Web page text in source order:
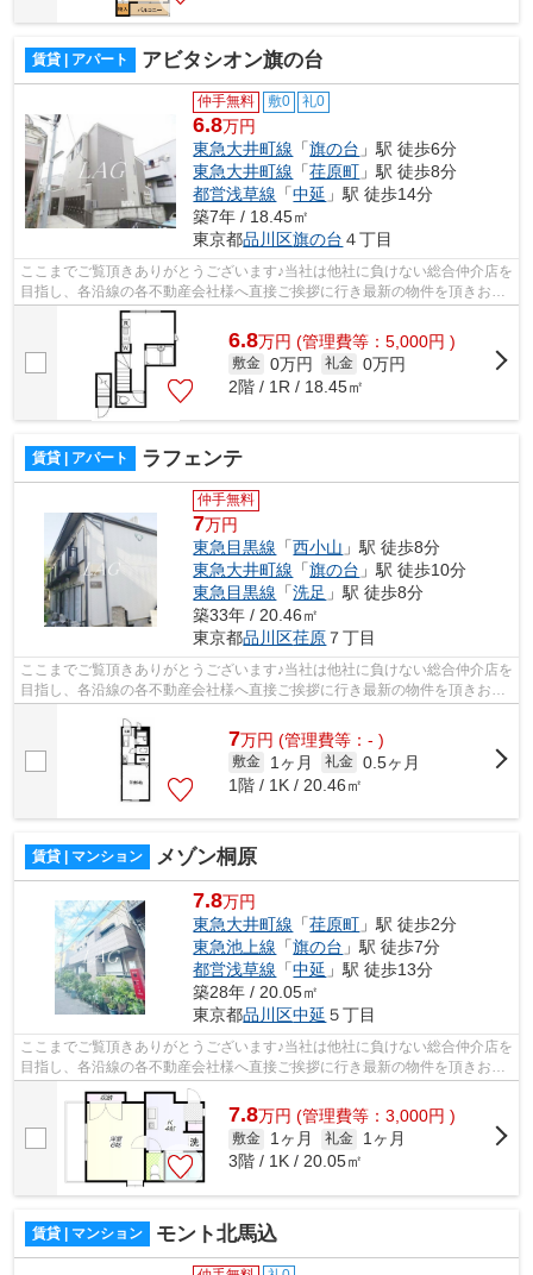
賃貸 | アパート アビタシオン旗の台
仲手無料 敷0 礼0
6.8万円
東急大井町線 「旗の台 」駅 徒歩6分
東急大井町線 「荏原町 」駅 徒歩8分
都営浅草線 「中延 」駅 徒歩14分
築7年 / 18.45㎡
東京都品川区旗の台 ４丁目
ここまでご覧頂きありがとうございます♪当社は他社に負けない総合仲介店を
目指し、各沿線の各不動産会社様へ直接ご挨拶に行き最新の物件を頂きお客
様へ提供しております！最新の情報は...
6.8万円 (管理費等：5,000円 )
敷金 0万円 礼金 0万円
2階 / 1R / 18.45㎡
賃貸 | アパート ラフェンテ
仲手無料
7万円
東急目黒線 「西小山 」駅 徒歩8分
東急大井町線 「旗の台 」駅 徒歩10分
東急目黒線 「洗足 」駅 徒歩8分
築33年 / 20.46㎡
東京都品川区荏原 ７丁目
ここまでご覧頂きありがとうございます♪当社は他社に負けない総合仲介店を
目指し、各沿線の各不動産会社様へ直接ご挨拶に行き最新の物件を頂きお客
7万円 (管理費等：- )
敷金 1ヶ月 礼金 0.5ヶ月
1階 / 1K / 20.46㎡
賃貸 | マンション メゾン桐原
7.8万円
東急大井町線 「荏原町 」駅 徒歩2分
東急池上線 「旗の台 」駅 徒歩7分
都営浅草線 「中延 」駅 徒歩13分
築28年 / 20.05㎡
東京都品川区中延 ５丁目
ここまでご覧頂きありがとうございます♪当社は他社に負けない総合仲介店を
目指し、各沿線の各不動産会社様へ直接ご挨拶に行き最新の物件を頂きお客
様へ提供しております！最新の情報は...
7.8万円 (管理費等：3,000円 )
敷金 1ヶ月 礼金
1ヶ月
3階 / 1K / 20.05㎡
賃貸 | マンション モント北馬込